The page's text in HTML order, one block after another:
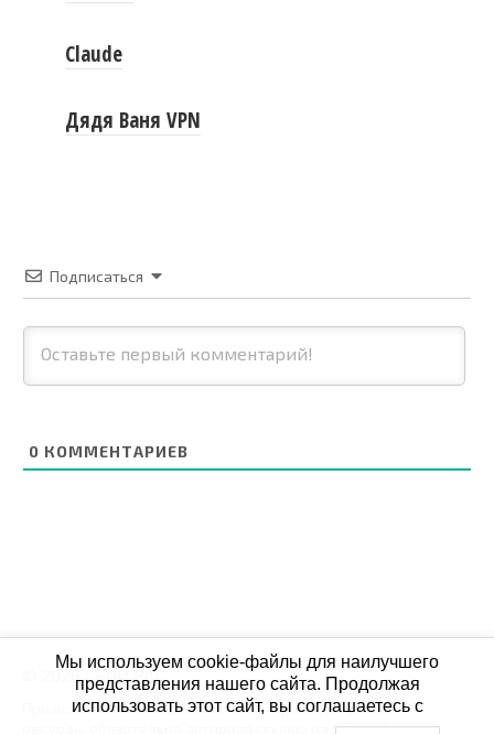
Claude
Дядя Ваня VPN
Подписаться
0 КОММЕНТАРИЕВ
© 2026 СБОЙ.РФ
При использовании данных мониторинга на своих
ресурах, обязательна активная ссылка на Сбой.рф
Мы используем cookie-файлы для наилучшего
представления нашего сайта. Продолжая
использовать этот сайт, вы соглашаетесь с